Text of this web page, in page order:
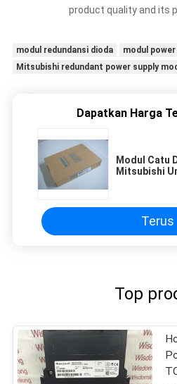
product quality and its
modul redundansi dioda
modul
Mitsubishi redundant power supply
Dapatkan Harga
Modul Catu
Mitsubishi
Terus
Top